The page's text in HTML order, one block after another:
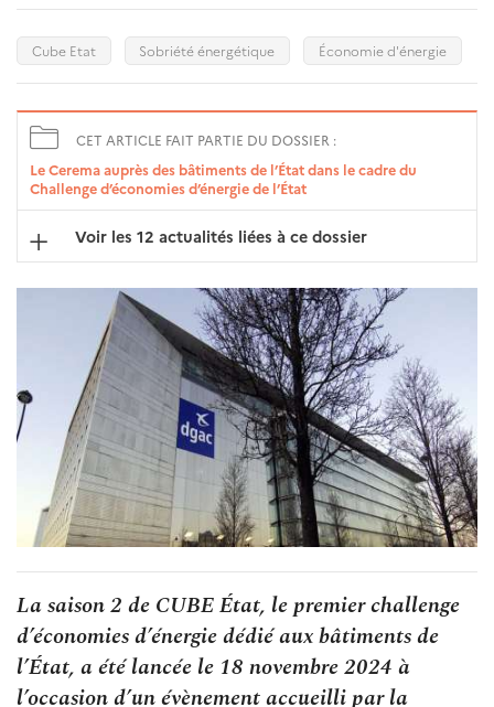
Cube Etat Sobriété énergétique Économie d'énergie
CET ARTICLE FAIT PARTIE DU DOSSIER :
Le Cerema auprès des bâtiments de l’État dans le cadre du
Challenge d’économies d’énergie de l’État
Voir les 12 actualités liées à ce dossier
La saison 2 de CUBE État, le premier challenge
d’économies d’énergie dédié aux bâtiments de
l’État, a été lancée le 18 novembre 2024 à
l’occasion d’un évènement accueilli par la